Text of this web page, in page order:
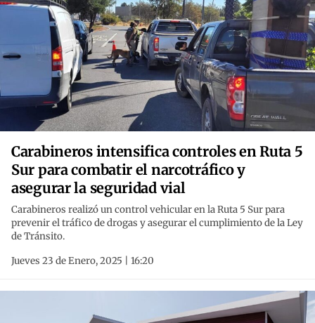
Carabineros intensifica controles en Ruta 5
Sur para combatir el narcotráfico y
asegurar la seguridad vial
Carabineros realizó un control vehicular en la Ruta 5 Sur para
prevenir el tráfico de drogas y asegurar el cumplimiento de la Ley
de Tránsito.
Jueves 23 de Enero, 2025 | 16:20